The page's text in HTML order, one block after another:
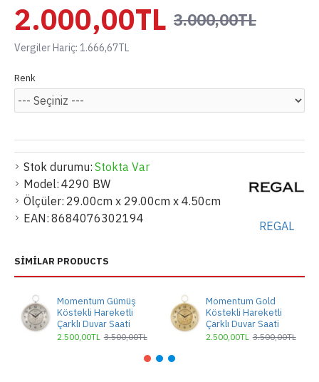
Stok durumu: Stokta Var
Model: 4290 BW
Ölçüler: 29.00cm x 29.00cm x 4.50cm
EAN: 8684076302194
REGAL
2.000,00TL 3.000,00TL
Vergiler Hariç: 1.666,67TL
Renk
SIMILAR PRODUCTS
Momentum Gümüş
Köstekli Hareketli
Çarklı Duvar Saati
2.500,00TL 3.500,00TL
Momentum Gold
Köstekli Hareketli
Çarklı Duvar Saati
2.500,00TL 3.500,00TL